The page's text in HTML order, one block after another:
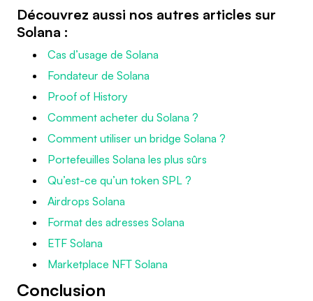
Découvrez aussi nos autres articles sur
Solana :
Cas d’usage de Solana
Fondateur de Solana
Proof of History
Comment acheter du Solana ?
Comment utiliser un bridge Solana ?
Portefeuilles Solana les plus sûrs
Qu’est-ce qu’un token SPL ?
Airdrops Solana
Format des adresses Solana
ETF Solana
Marketplace NFT Solana
Conclusion